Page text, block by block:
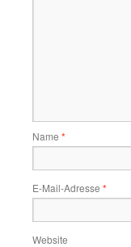
Name *
E-Mail-Adresse *
Website